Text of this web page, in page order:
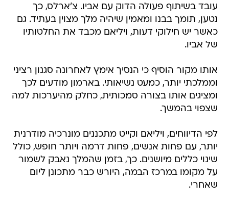
עובד בשיתוף פעולה הדוק עם אביו. צ'ארלס, כך
נטען, תומך בבנו ומאמין שיהיה מלך מצוין בעתיד. גם
כאשר יש חילוקי דעות, ויליאם מכבד את החלטותיו
של אביו.
אותו מקור הוסיף כי הנסיך אימץ לאחרונה סגנון רציני
וממלכתי יותר, כמעט נשיאותי. בארמון מודעים לכך
ומציגים אותו בצורה סמכותית, כחלק מהיערכות למה
שצפוי בהמשך.
לפי הדיווחים, ויליאם וקייט מתכננים מונרכיה מודרנית
יותר, עם פחות אנשים, פחות דרמה ויותר חופש, כולל
שינוי כללים מיושנים. כך, בזמן שהמלך נאבק לשמור
על מקומו במרכז הבמה, היורש כבר מתכונן ליום
שאחרי.